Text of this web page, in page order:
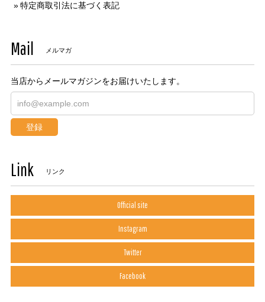
特定商取引法に基づく表記
Mail メルマガ
当店からメールマガジンをお届けいたします。
登録
Link リンク
Official site
Instagram
Twitter
Facebook